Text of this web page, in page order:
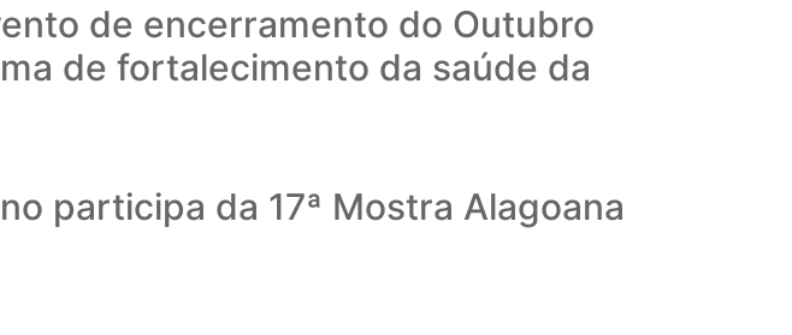
de encerramento do Outubro
de fortalecimento da saúde da
participa da 17ª Mostra Alagoana